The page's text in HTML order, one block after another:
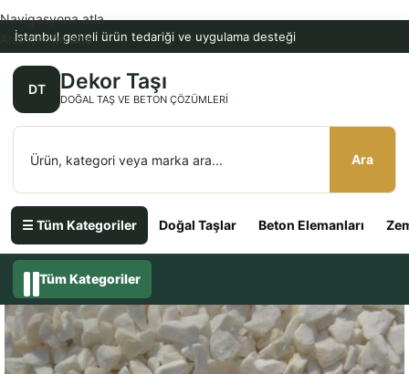
İstanbul geneli ürün tedariği ve uygulama desteği
DT Dekor Taşı
DOĞAL TAŞ VE BETON ÇÖZÜMLERI
Ara
☰ Tüm Kategoriler Doğal Taşlar Beton Elemanları
Navigasyona atla
Ana içeriğe atla
Tüm Kategoriler